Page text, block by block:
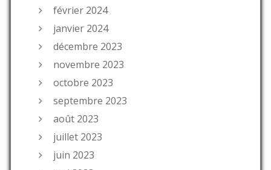
février 2024
janvier 2024
décembre 2023
novembre 2023
octobre 2023
septembre 2023
août 2023
juillet 2023
juin 2023